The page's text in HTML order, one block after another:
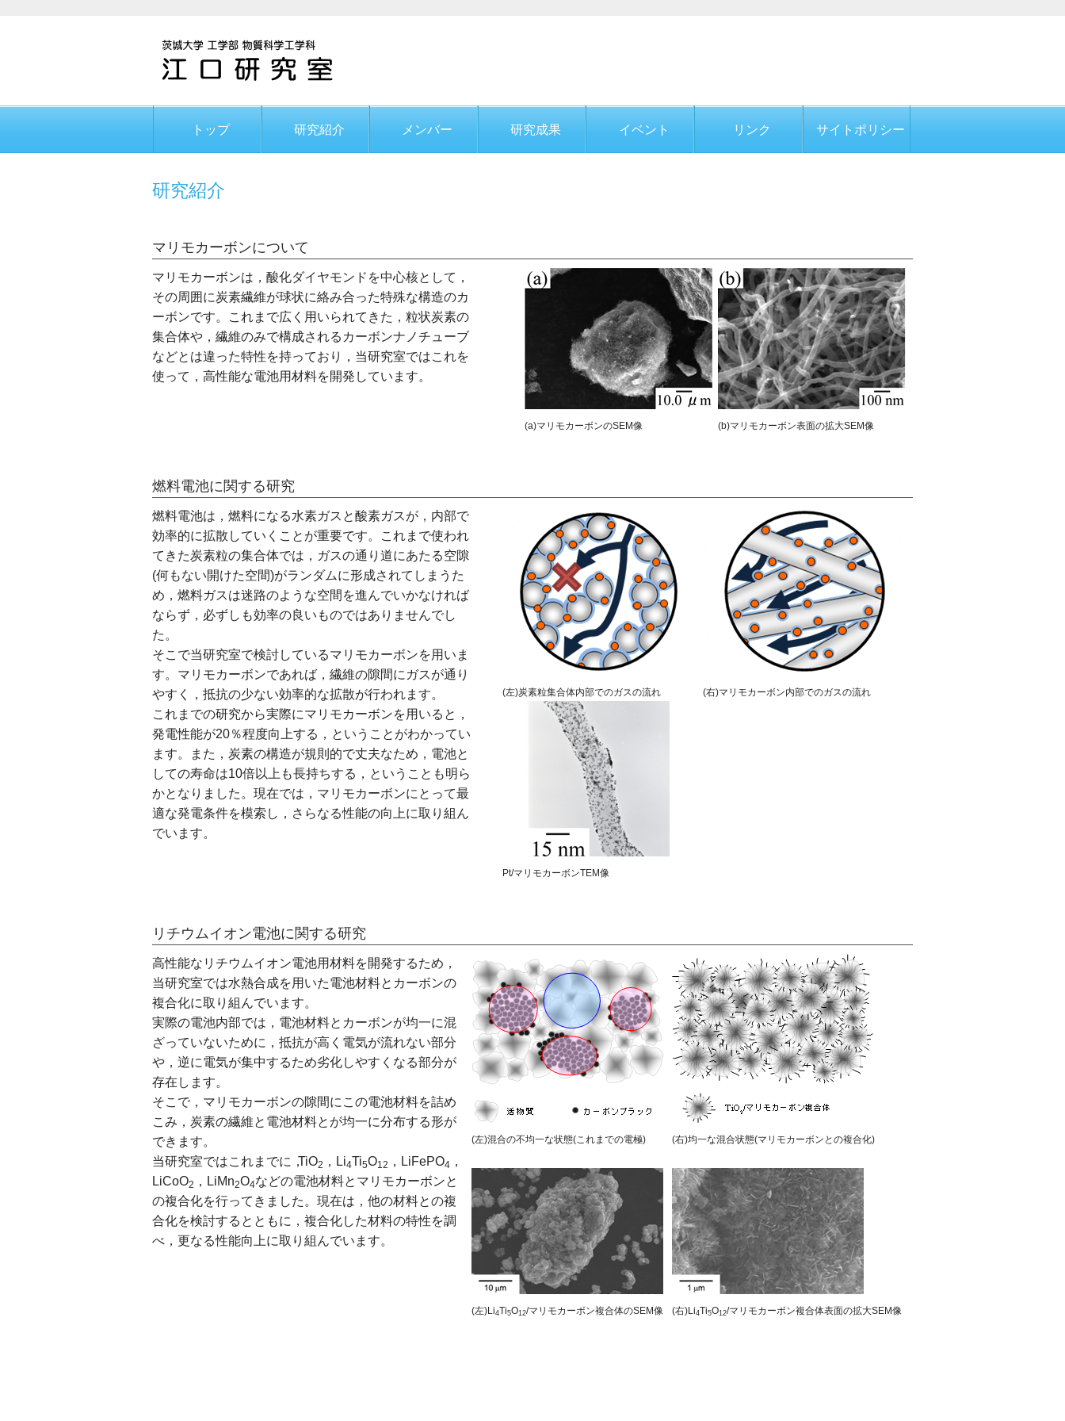
トップ 研究紹介 メンバー 研究成果 イベント リンク サイトポリシー
研究紹介
マリモカーボンについて
マリモカーボンは，酸化ダイヤモンドを中心核として，
その周囲に炭素繊維が球状に絡み合った特殊な構造のカ
ーボンです。これまで広く用いられてきた，粒状炭素の
集合体や，繊維のみで構成されるカーボンナノチューブ
などとは違った特性を持っており，当研究室ではこれを
使って，高性能な電池用材料を開発しています。
(a)マリモカーボンのSEM像 (b)マリモカーボン表面の拡大SEM像
燃料電池に関する研究
燃料電池は，燃料になる水素ガスと酸素ガスが，内部で
効率的に拡散していくことが重要です。これまで使われ
てきた炭素粒の集合体では，ガスの通り道にあたる空隙
(何もない開けた空間)がランダムに形成されてしまうた
め，燃料ガスは迷路のような空間を進んでいかなければ
ならず，必ずしも効率の良いものではありませんでし
た。
そこで当研究室で検討しているマリモカーボンを用いま
す。マリモカーボンであれば，繊維の隙間にガスが通り
やすく，抵抗の少ない効率的な拡散が行われます。
これまでの研究から実際にマリモカーボンを用いると，
発電性能が20％程度向上する，ということがわかってい
ます。また，炭素の構造が規則的で丈夫なため，電池と
しての寿命は10倍以上も長持ちする，ということも明ら
かとなりました。現在では，マリモカーボンにとって最
適な発電条件を模索し，さらなる性能の向上に取り組ん
でいます。
(左)炭素粒集合体内部でのガスの流れ (右)マリモカーボン内部でのガスの流れ
Pt/マリモカーボンTEM像
リチウムイオン電池に関する研究
高性能なリチウムイオン電池用材料を開発するため，
当研究室では水熱合成を用いた電池材料とカーボンの
複合化に取り組んでいます。
実際の電池内部では，電池材料とカーボンが均一に混
ざっていないために，抵抗が高く電気が流れない部分
や，逆に電気が集中するため劣化しやすくなる部分が
存在します。
そこで，マリモカーボンの隙間にこの電池材料を詰め
こみ，炭素の繊維と電池材料とが均一に分布する形が
できます。
当研究室ではこれまでに ，TiO2 ，Li4Ti5O12 ，LiFePO4 ，
LiCoO2 ，LiMn2O4などの電池材料とマリモカーボンと
の複合化を行ってきました。現在は，他の材料との複
合化を検討するとともに，複合化した材料の特性を調
べ，更なる性能向上に取り組んでいます。
(左)混合の不均一な状態(これまでの電極) (右)均一な混合状態(マリモカーボンとの複合化)
(左)Li4Ti5O12/マリモカーボン複合体のSEM像 (右)Li4Ti5O12/マリモカーボン複合体表面の拡大SEM像